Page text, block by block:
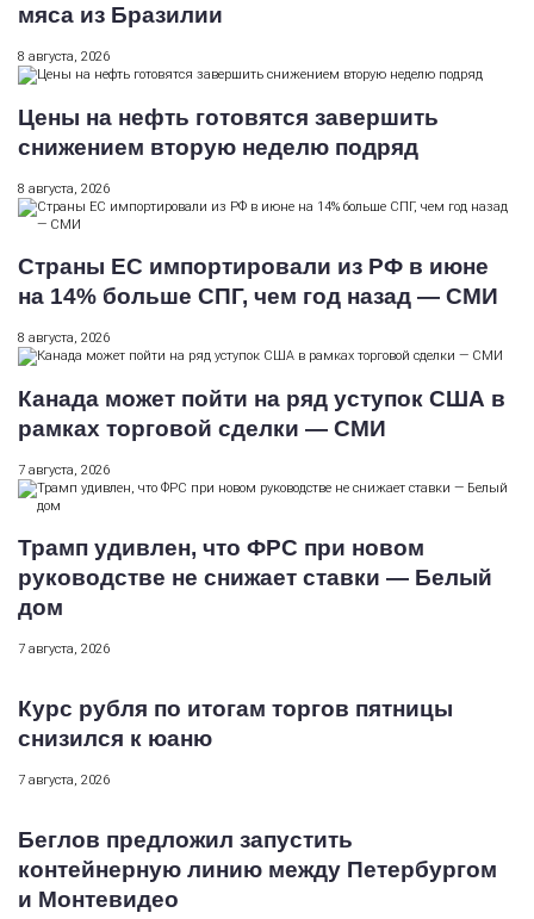
мяса из Бразилии
8 августа, 2026
Цены на нефть готовятся завершить
снижением вторую неделю подряд
8 августа, 2026
Страны ЕС импортировали из РФ в июне
на 14% больше СПГ, чем год назад — СМИ
8 августа, 2026
Канада может пойти на ряд уступок США в
рамках торговой сделки — СМИ
7 августа, 2026
Трамп удивлен, что ФРС при новом
руководстве не снижает ставки — Белый
дом
7 августа, 2026
Курс рубля по итогам торгов пятницы
снизился к юаню
7 августа, 2026
Беглов предложил запустить
контейнерную линию между Петербургом
и Монтевидео